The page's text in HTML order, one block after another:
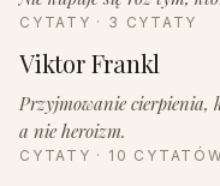
CYTATY · 3 CYTATY
Viktor Frankl
Przyjmowanie cierpienia,
a nie heroizm.
CYTATY · 10